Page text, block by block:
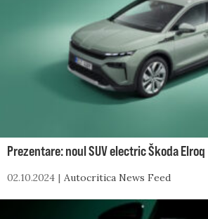
Prezentare: noul SUV electric Škoda Elroq
02.10.2024 Autocritica News Feed